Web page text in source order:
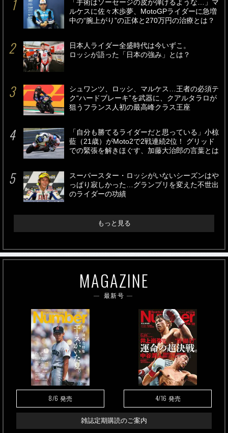
「手術はソーセージの皮が弾けるような…」マ
ルケスに佐々木歩夢、MotoGPライダーに急増
中の“腕上がり”の正体と270万円の治療とは？
日本人ライダー全盛時代は今いずこ。
ロッシが語った「日本の強み」とは？
シュワンツ、ロッシ、マルケス…王者の必須テ
ク“ハードブレーキ”を武器に、クアルタラロが
狙うフランス人初の最高峰クラス王座
「自分も勝てるライダーだと思っている」小椋
藍（21歳）がMoto2で2戦連続2位！ グリッド
での緊張を解きほぐす、加藤大治郎の言葉とは
スーパースター・ロッシがいないシーズンはや
っぱり寂しかった…グランプリを変えた不世出
のライダーの功績
もっと見る
MAGAZINE
最新号
8/6 発売 4/16 発売
雑誌定期購読のご案内